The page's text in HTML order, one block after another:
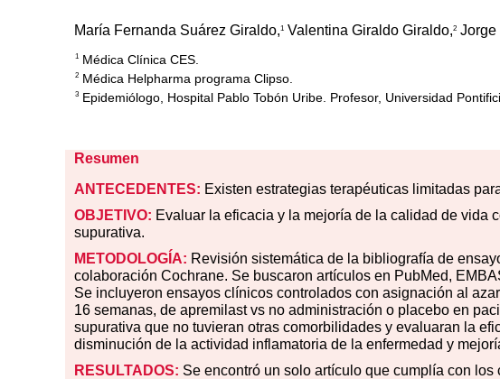
María Fernanda Suárez Giraldo,1 Valentina Giraldo Giraldo,2 Jorge
1 Médica Clínica CES.
2 Médica Helpharma programa Clipso.
3 Epidemiólogo, Hospital Pablo Tobón Uribe. Profesor, Universidad
Resumen
ANTECEDENTES: Existen estrategias terapéuticas limitadas
OBJETIVO: Evaluar la eficacia y la mejoría de la calidad de vida
supurativa.
METODOLOGÍA: Revisión sistemática de la bibliografía de
colaboración Cochrane. Se buscaron artículos en PubMed,
Se incluyeron ensayos clínicos controlados con asignación al
16 semanas, de apremilast vs no administración o placebo en
supurativa que no tuvieran otras comorbilidades y evaluaran la
disminución de la actividad inflamatoria de la enfermedad y
RESULTADOS: Se encontró un solo artículo que cumplía con